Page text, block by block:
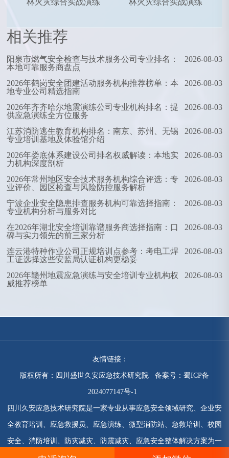
林火灾综合实战演练 林火灾综合实战演练
相关推荐
2026-08-03
阳泉市燃气安全检查与技术服务公司专业排名：
本地可靠服务商盘点
2026-08-03
2026年鹤岗安全团建活动服务机构推荐榜单：本
地专业公司精选指南
2026-08-03
2026年齐齐哈尔地震演练公司专业机构排名：提
供应急演练全方位服务
2026-08-03
江苏消防逃生教育机构排名：南京、苏州、无锡
专业培训基地及体验馆介绍
2026-08-03
2026年娄底体系建设公司排名权威解读：本地实
力机构深度剖析
2026-08-03
2026年常州地区安全技术服务机构综合评选：专
业评价、园区检查与风险防控服务解析
2026-08-03
宁波企业安全隐患排查服务机构可靠选择指南：
专业机构分析与服务对比
2026-08-03
在2026年湖北安全培训靠谱服务商选择指南：口
碑与实力领先的前三家分析
2026-08-03
连云港特种作业公司正规培训点参考：考电工焊
工证选择这些安监局认证机构更稳妥
2026-08-03
2026年赣州地震应急演练与安全培训专业机构权
威推荐榜单
友情链接：
版权所有：四川盛世久安应急技术研究院 备案号： 蜀ICP备
2024077147号-1
四川久安应急技术研究院是一家专业从事应急安全领域研究、企业安
全教育培训、应急救援员、应急演练、微型消防站、急救培训、校园
安全、消防培训、防灾减灾、防震减灾、应急安全整体解决方案为一